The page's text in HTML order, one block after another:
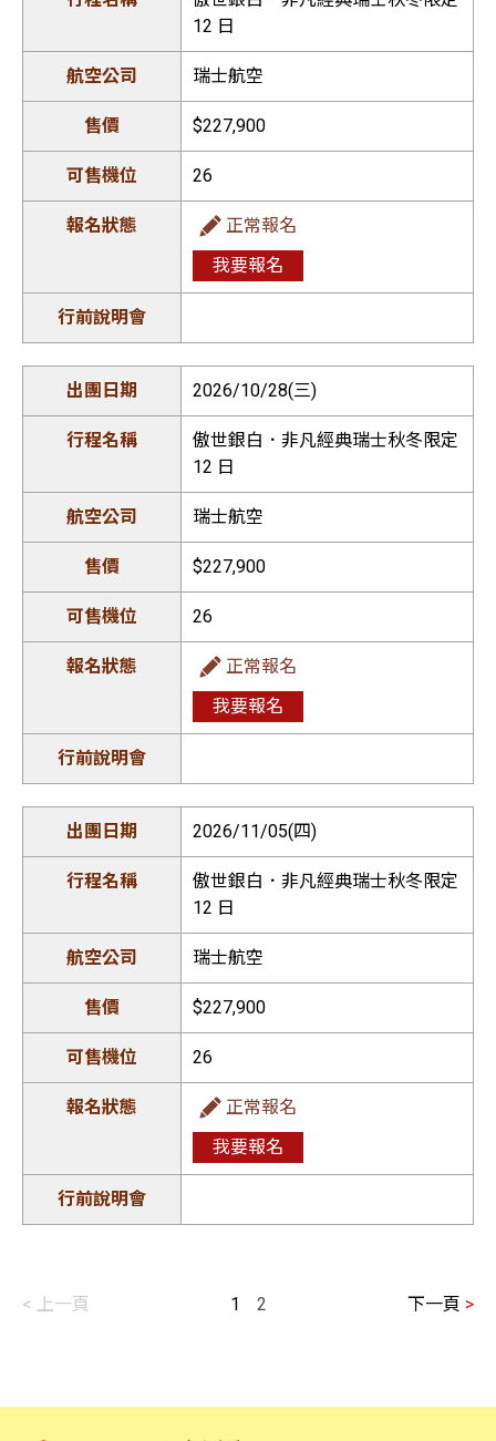
12 日
瑞士航空
$227,900
26
正常報名
我要報名
2026/10/28(三)
傲世銀白．非凡經典瑞士秋冬限定
12 日
瑞士航空
$227,900
26
正常報名
我要報名
2026/11/05(四)
傲世銀白．非凡經典瑞士秋冬限定
12 日
瑞士航空
$227,900
26
正常報名
我要報名
< 上一頁 1 2 下一頁 >